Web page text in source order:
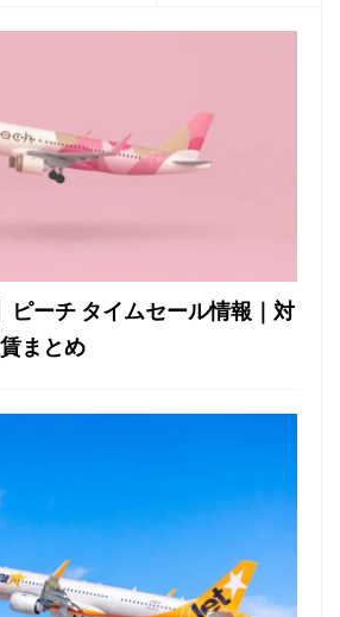
ピーチ タイムセール情報｜対
まとめ